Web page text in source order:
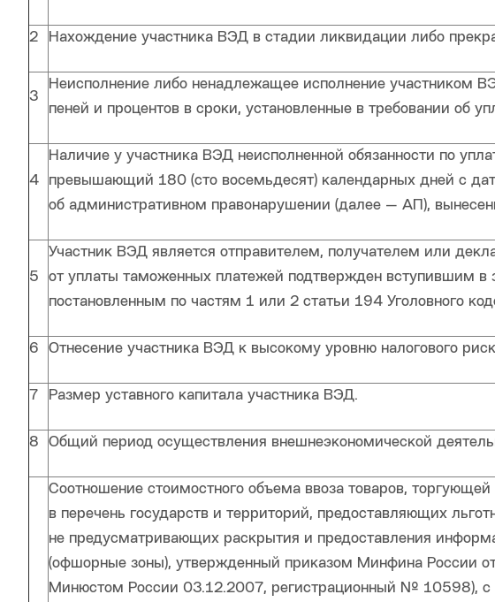
2 Нахождение участника ВЭД в стадии ликвидации либо
3
Неисполнение либо ненадлежащее исполнение участником
пеней и процентов в сроки, установленные в требовании об
4
Наличие у участника ВЭД неисполненной обязанности по
превышающий 180 (сто восемьдесят) календарных дней с
об административном правонарушении (далее — АП),
5
Участник ВЭД является отправителем, получателем или
от уплаты таможенных платежей подтвержден вступившим в
постановленным по частям 1 или 2 статьи 194 Уголовного
6 Отнесение участника ВЭД к высокому уровню налогового
7 Размер уставного капитала участника ВЭД.
8 Общий период осуществления внешнеэкономической
Соотношение стоимостного объема ввоза товаров,
в перечень государств и территорий, предоставляющих
не предусматривающих раскрытия и предоставления
(офшорные зоны), утвержденный приказом Минфина России
Минюстом России 03.12.2007, регистрационный № 10598),